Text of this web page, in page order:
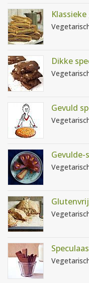
Dikke
Gevuld
Gevulde-
Speculaas